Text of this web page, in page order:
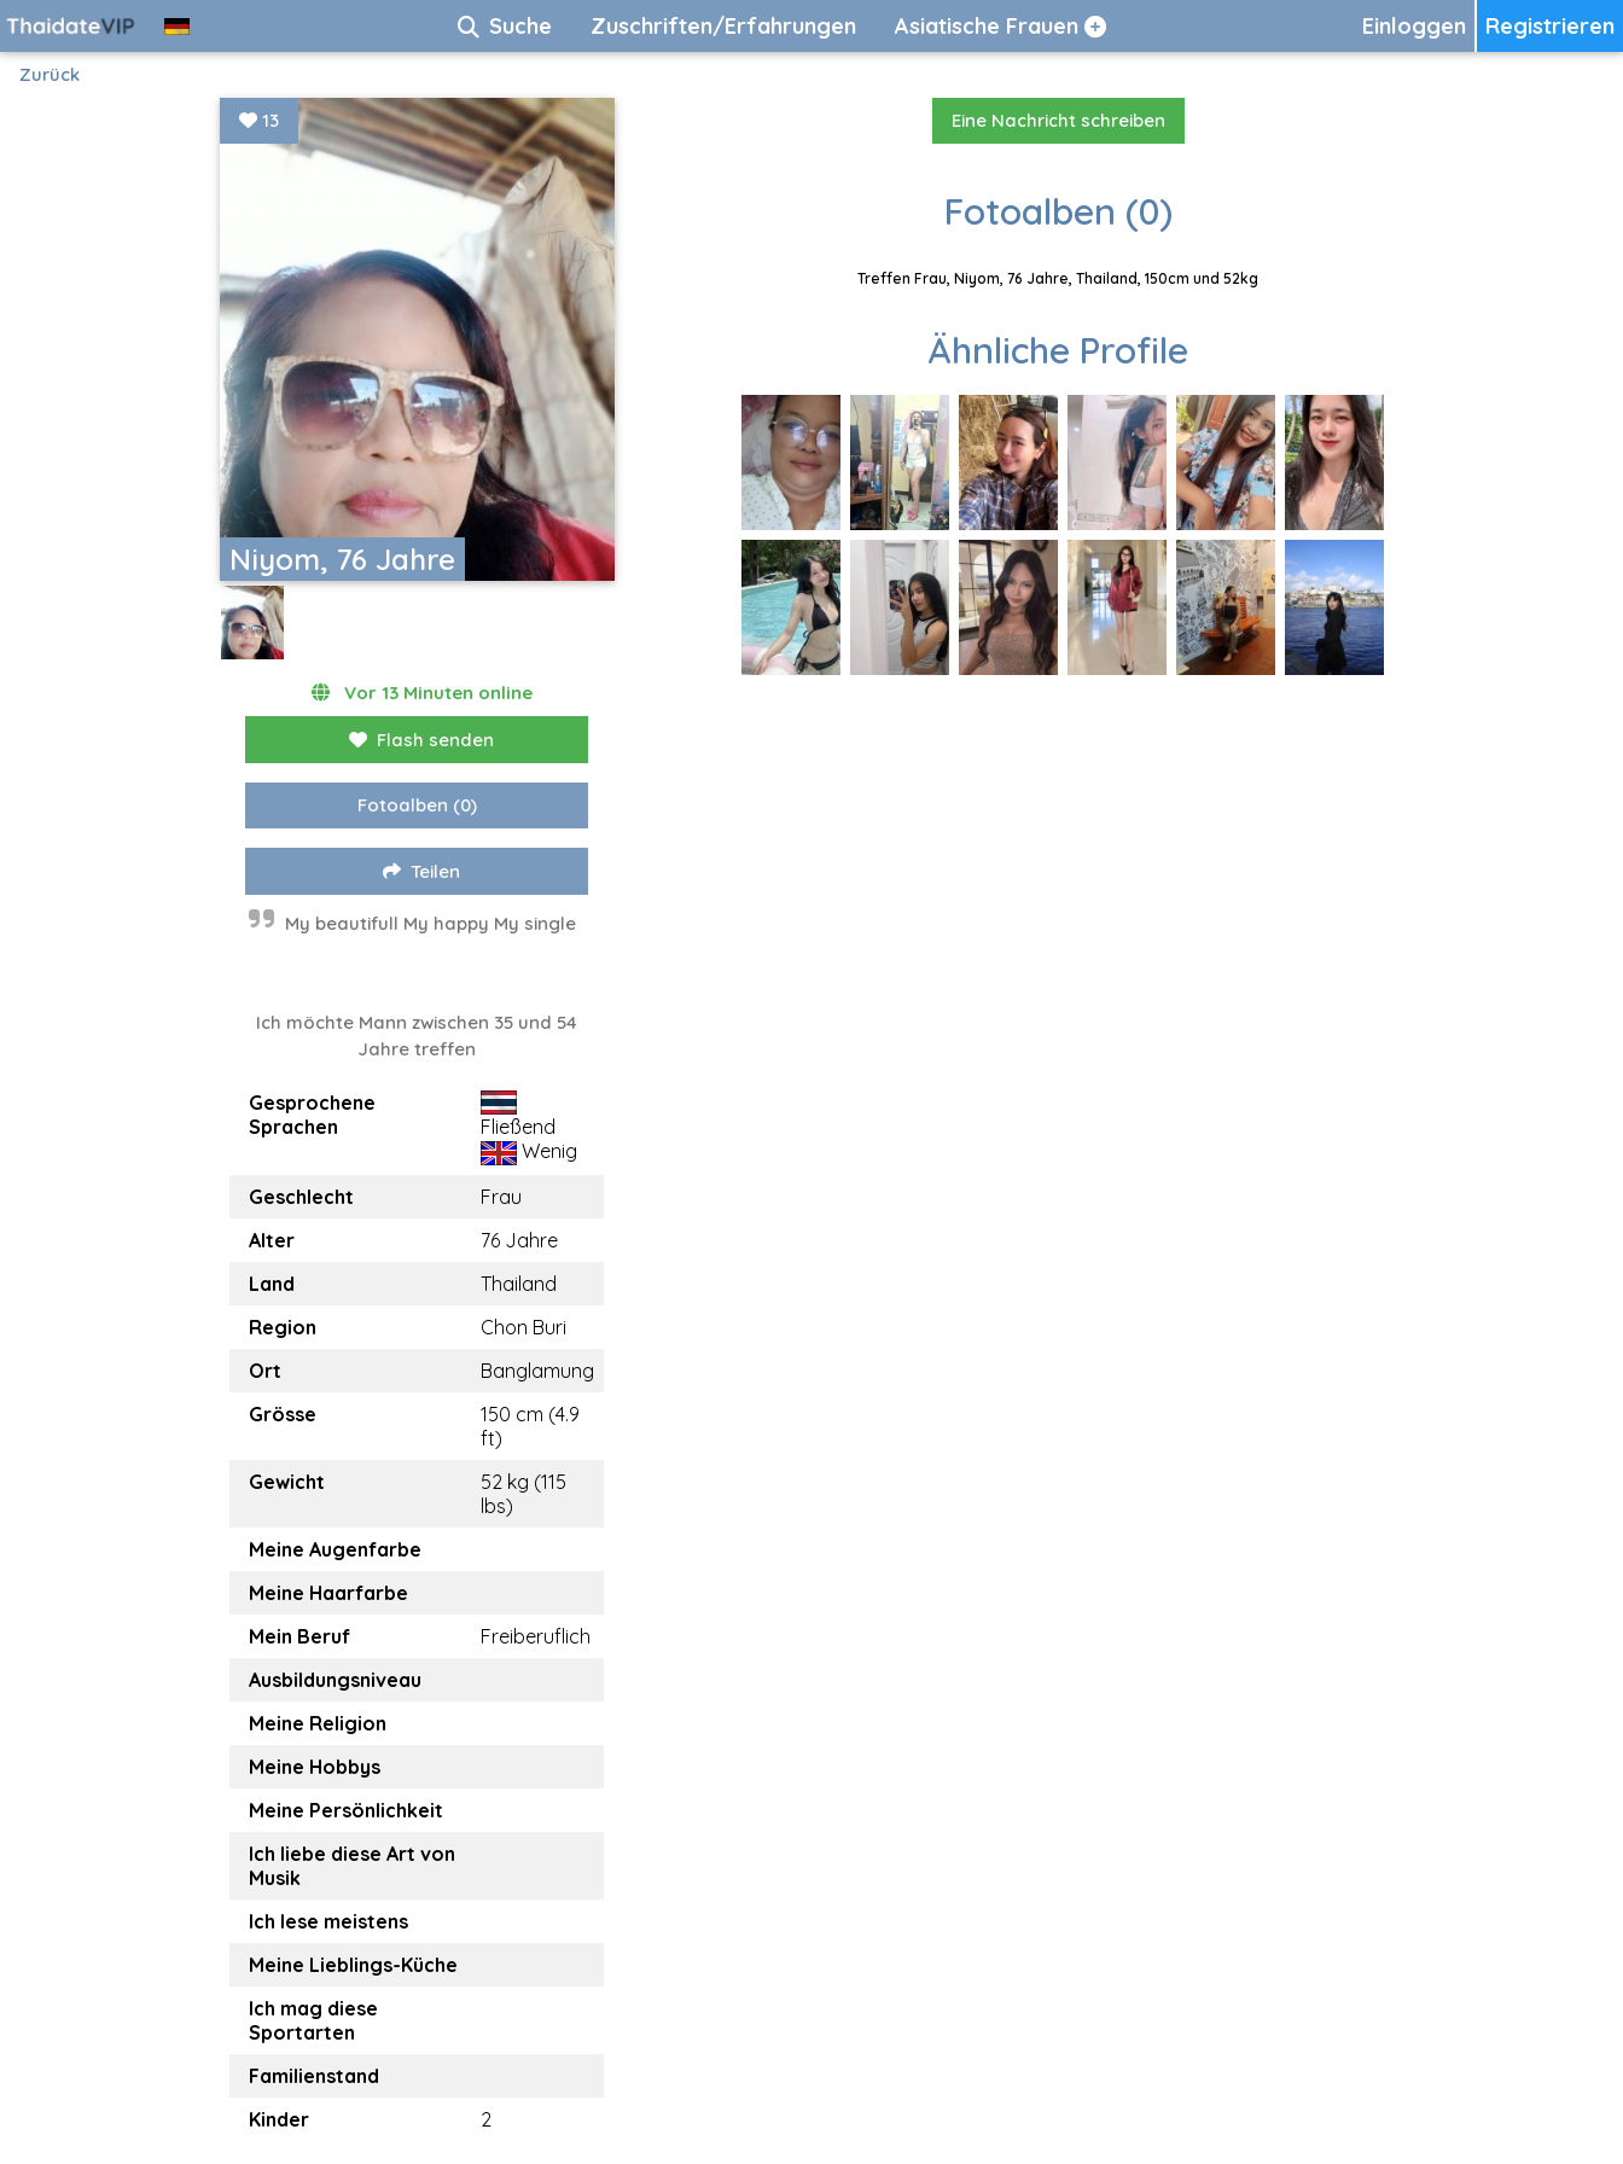
Registrieren
Einloggen
Suche Zuschriften/Erfahrungen Asiatische Frauen
Zurück
Niyom, 76 Jahre
13
Vor 13 Minuten online
Flash senden
Fotoalben (0)
Teilen
My beautifull My happy My single
Ich möchte Mann zwischen 35 und 54
Jahre treffen
Gesprochene
Sprachen
Fließend
Wenig
Geschlecht
Frau
Alter
76 Jahre
Land
Thailand
Region
Chon Buri
Ort
Banglamung
Grösse
150 cm (4.9
ft)
Gewicht
52 kg (115
lbs)
Meine Augenfarbe
Meine Haarfarbe
Mein Beruf
Freiberuflich
Ausbildungsniveau
Meine Religion
Meine Hobbys
Meine Persönlichkeit
Ich liebe diese Art von
Musik
Ich lese meistens
Meine Lieblings-Küche
Ich mag diese
Sportarten
Familienstand
Kinder
2
Eine Nachricht schreiben
Fotoalben (0)
Treffen Frau, Niyom, 76 Jahre, Thailand, 150cm und 52kg
Ähnliche Profile